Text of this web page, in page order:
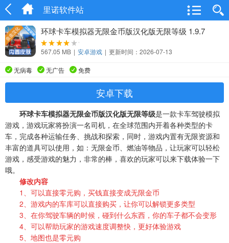
里诺软件站
环球卡车模拟器无限金币版汉化版无限等级 1.9.7
567.05 MB | 安卓游戏 | 更新时间：2026-07-13
无病毒 无广告 免费
安卓下载
环球卡车模拟器无限金币版汉化版无限等级是一款卡车驾驶模拟
游戏，游戏玩家将扮演一名司机，在全球范围内开着各种类型的卡
车，完成各种运输任务、挑战和探索，同时，游戏内置有无限资源和
丰富的道具可以使用，如：无限金币、燃油等物品，让玩家可以轻松
游戏，感受游戏的魅力，非常的棒，喜欢的玩家可以来下载体验一下
哦。
修改内容
1、可以直接零元购，买钱直接变成无限金币
2、游戏内的车库可以直接购买，让你可以解锁更多类型
3、在你驾驶车辆的时候，碰到什么东西，你的车子都不会变形
4、可以帮助玩家的游戏速度调整快，更好体验游戏
5、地图也是零元购